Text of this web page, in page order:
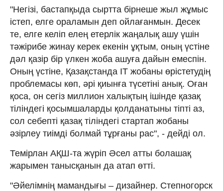
"Негізі, бастапқыда сыртта бірнеше жыл жұмыс
істеп, елге ораламын деп ой­лағанмын. Десек
те, елге келіп елең етерлік жаңалық ашу үшін
тәжірибе жинау керек екенін ұқтым, оның үстіне
дәл қазір бір үлкен жоба ашуға дайын емеспін.
Оның үстіне, Қазақстанда ІТ жобаны өрістетудің
проблемасы көп, әрі қиынға түсетіні анық. Оған
қоса, он сегіз миллион халықтың ішінде қазақ
тіліндегі қосымшаларды қолданатыны тіпті аз,
сол себепті қазақ тіліндегі стартап жобаны
әзірлеу тиімді болмай тұрғаны рас", - дейді ол.
Темірлан АҚШ-та жүріп Әсел атты болашақ
жарымен танысқанын да атап өтті.
"Әйелімнің мамандығы – ди­зай­нер. Степногорск